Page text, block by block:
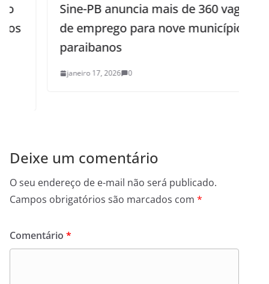
Sine-PB anuncia mais de 360 vagas
de emprego para nove municípios
paraibanos
janeiro 17, 2026 0
Deixe um comentário
O seu endereço de e-mail não será publicado.
Campos obrigatórios são marcados com *
Comentário *